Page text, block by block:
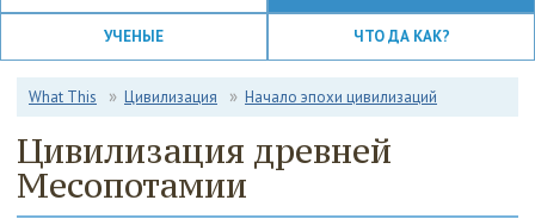
УЧЕНЫЕ ЧТО ДА КАК?
What This Цивилизация Начало эпохи цивилизаций
Цивилизация древней
Месопотамии